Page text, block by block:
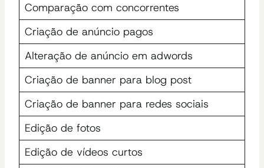
Comparação com concorrentes
Criação de anúncio pagos
Alteração de anúncio em adwords
Criação de banner para blog post
Criação de banner para redes sociais
Edição de fotos
Edição de vídeos curtos